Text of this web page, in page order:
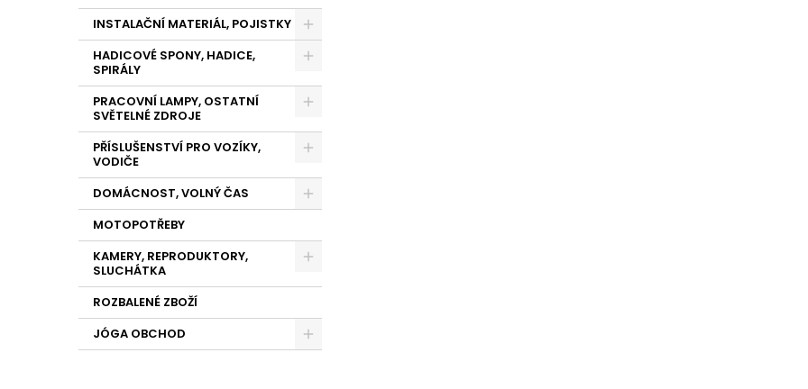
INSTALAČNÍ MATERIÁL, POJISTKY
HADICOVÉ SPONY, HADICE,
SPIRÁLY
PRACOVNÍ LAMPY, OSTATNÍ
SVĚTELNÉ ZDROJE
PŘÍSLUŠENSTVÍ PRO VOZÍKY,
VODIČE
DOMÁCNOST, VOLNÝ ČAS
MOTOPOTŘEBY
KAMERY, REPRODUKTORY,
SLUCHÁTKA
ROZBALENÉ ZBOŽÍ
JÓGA OBCHOD